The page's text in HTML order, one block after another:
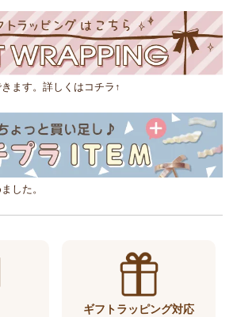
ます。詳しくはコチラ↑
した。
ギフトラッピング対応